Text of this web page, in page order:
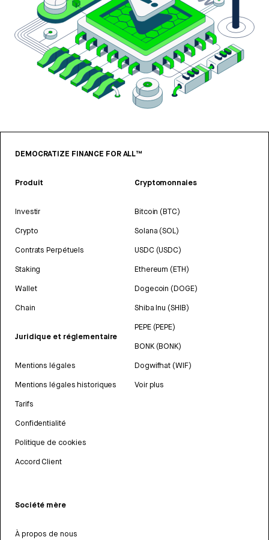
DEMOCRATIZE FINANCE FOR ALL™
Produit
Investir
Crypto
Contrats Perpétuels
Staking
Wallet
Chain
Juridique et réglementaire
Mentions légales
Mentions légales historiques
Tarifs
Confidentialité
Politique de cookies
Accord Client
Cryptomonnaies
Bitcoin (BTC)
Solana (SOL)
USDC (USDC)
Ethereum (ETH)
Dogecoin (DOGE)
Shiba Inu (SHIB)
PEPE (PEPE)
BONK (BONK)
Dogwifhat (WIF)
Voir plus
Société mère
À propos de nous